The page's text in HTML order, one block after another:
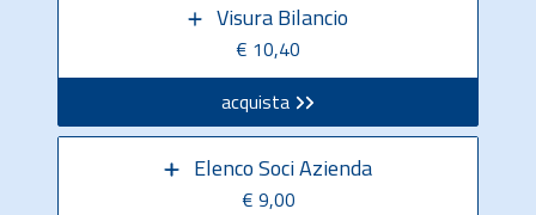
Visura Bilancio
€ 10,40
acquista
Elenco Soci Azienda
€ 9,00